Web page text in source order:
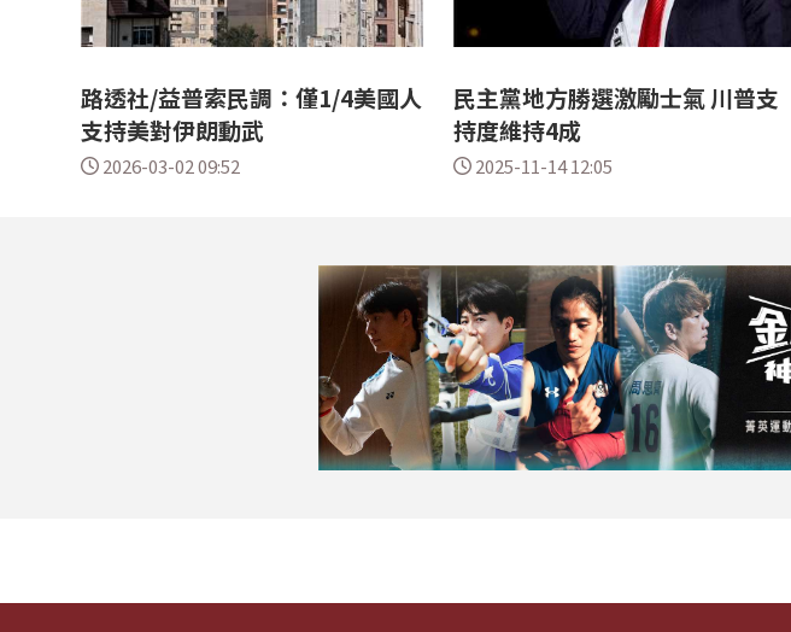
路透社/益普索民調：僅1/4美國人
支持美對伊朗動武
2026-03-02 09:52
民主黨地方勝選激勵士氣 川普支
持度維持4成
2025-11-14 12:05